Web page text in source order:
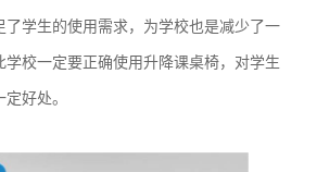
了学生的使用需求，为学校也是减少了一
学校一定要正确使用升降课桌椅，对学生
好处。